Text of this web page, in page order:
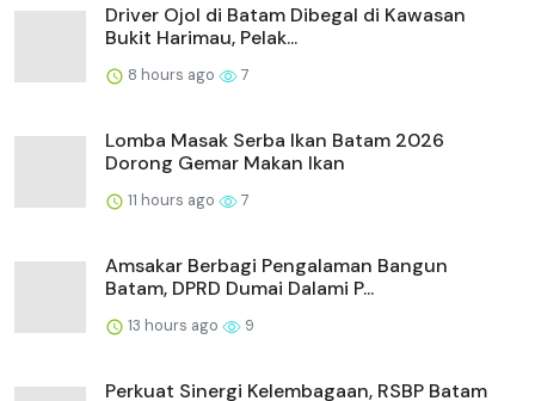
Driver Ojol di Batam Dibegal di Kawasan
Bukit Harimau, Pelak...
8 hours ago 7
Lomba Masak Serba Ikan Batam 2026
Dorong Gemar Makan Ikan
11 hours ago 7
Amsakar Berbagi Pengalaman Bangun
Batam, DPRD Dumai Dalami P...
13 hours ago 9
Perkuat Sinergi Kelembagaan, RSBP Batam